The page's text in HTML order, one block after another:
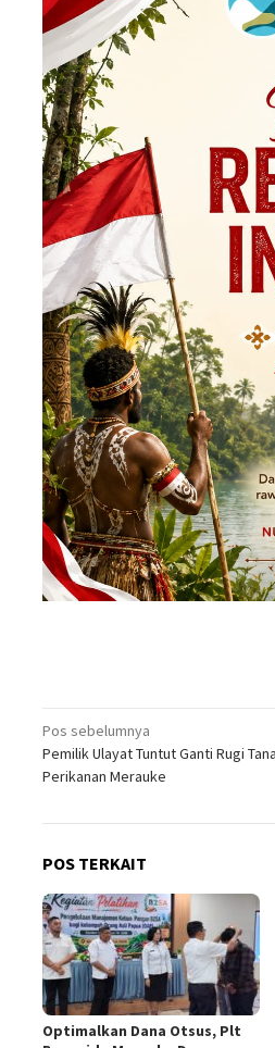
Navigasi
pos
Pos sebelumnya
Pemilik Ulayat Tuntut Ganti Rugi
Perikanan Merauke
POS TERKAIT
Optimalkan Dana Otsus, Plt